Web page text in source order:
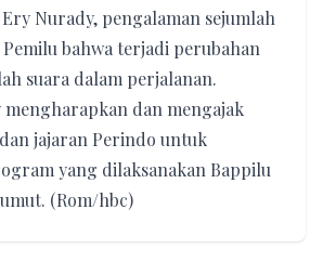
Ery Nurady, pengalaman sejumlah
bahwa terjadi perubahan
suara dalam perjalanan.
dan mengajak
jajaran Perindo untuk
yang dilaksanakan Bappilu
(Rom/hbc)